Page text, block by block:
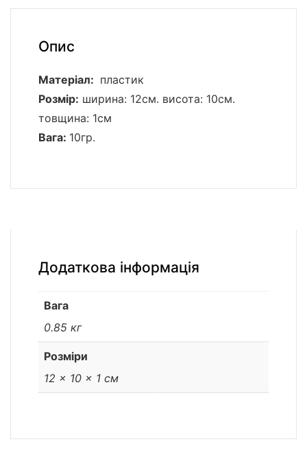
Опис
Матеріал: пластик
Розмір: ширина: 12см. висота: 10см.
товщина: 1см
Вага: 10гр.
Додаткова інформація
Вага
0.85 кг
Розміри
12 × 10 × 1 см